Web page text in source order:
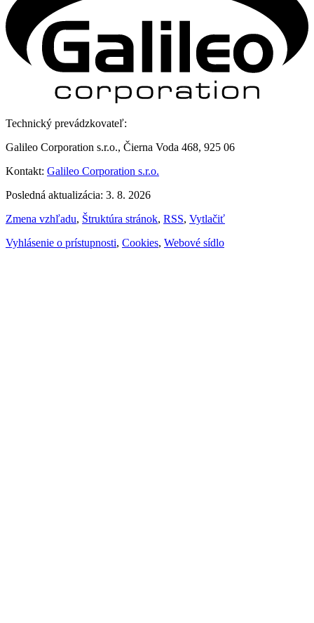
Technický prevádzkovateľ:
Galileo Corporation s.r.o., Čierna Voda 468, 925 06
Kontakt: Galileo Corporation s.r.o.
Posledná aktualizácia: 3. 8. 2026
Zmena vzhľadu, Štruktúra stránok, RSS, Vytlačiť
Vyhlásenie o prístupnosti, Cookies, Webové sídlo